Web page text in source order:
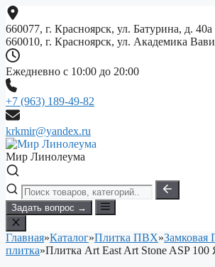
Перейти
к
содержимому
660077, г. Красноярск, ул. Батурина, д. 40а
660010, г. Красноярск, ул. Академика
Ежедневно с 10:00 до 20:00
+7 (963) 189-49-82
krkmir@yandex.ru
Мир Линолеума
Задать вопрос →
Главная»Каталог»Плитка ПВХ»
плитка»Плитка Art East Art Stone ASP 100